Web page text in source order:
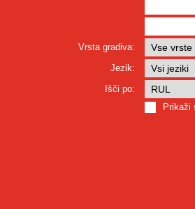
Vrsta gradiva:
Jezik:
Išči po:
Prikaži